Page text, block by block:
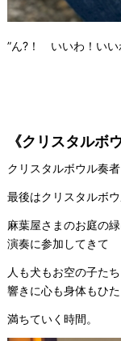
”ん?！ いいわ！い
《クリスタルボ
クリスタルボウル奏
最後はクリスタルボウ
麻葉屋さまのお庭の
演奏に参加してきて
人も犬もお空の子た
響きに心も身体もひた
満ちていく時間。